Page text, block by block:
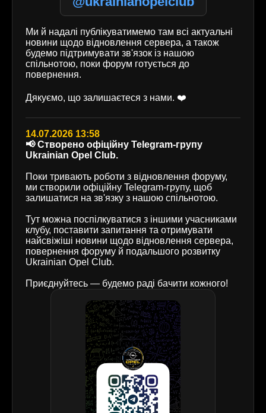
Ми й надалі публікуватимемо там всі актуальні
новини щодо відновлення сервера, а також
будемо підтримувати зв'язок із нашою
спільнотою, поки форум готується до
повернення.
Дякуємо, що залишаєтеся з нами. ❤️
14.07.2026 13:58
📢 Створено офіційну Telegram-групу
Ukrainian Opel Club.
Поки тривають роботи з відновлення форуму,
ми створили офіційну Telegram-групу, щоб
залишатися на зв'язку з нашою спільнотою.
Тут можна поспілкуватися з іншими учасниками
клубу, поставити запитання та отримувати
найсвіжіші новини щодо відновлення сервера,
повернення форуму й подальшого розвитку
Ukrainian Opel Club.
Приєднуйтесь — будемо раді бачити кожного!